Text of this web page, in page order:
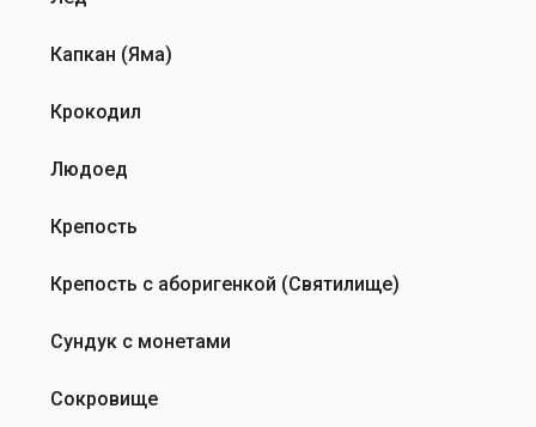
Капкан (Яма)
Крокодил
Людоед
Крепость
Крепость с аборигенкой (Святилище)
Сундук с монетами
Сокровище